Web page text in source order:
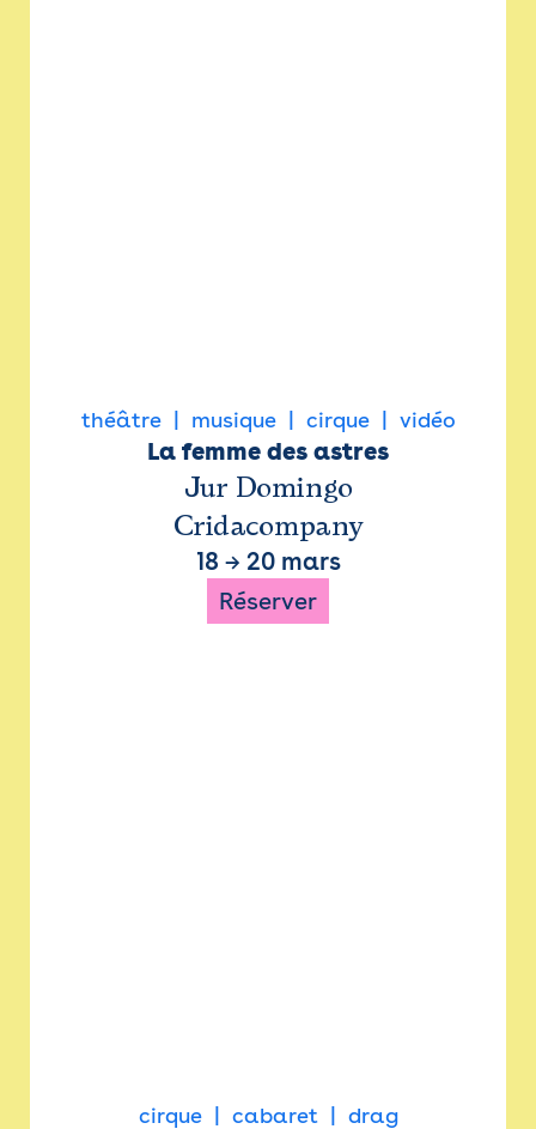
théâtre musique cirque vidéo
La femme des astres
Jur Domingo
Cridacompany
18 → 20 mars
Réserver
cirque cabaret drag